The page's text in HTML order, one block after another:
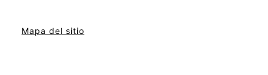
Mapa del sitio